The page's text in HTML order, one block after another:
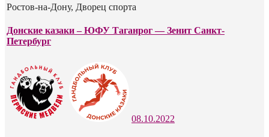
Ростов-на-Дону, Дворец спорта
Донские казаки – ЮФУ Таганрог — Зенит Санкт-
Петербург
08.10.2022